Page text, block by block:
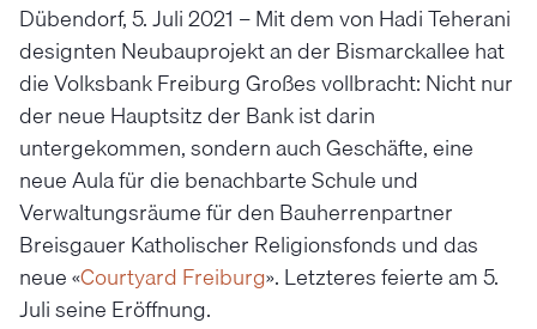
Dübendorf, 5. Juli 2021 – Mit dem von Hadi Teherani
designten Neubauprojekt an der Bismarckallee hat
die Volksbank Freiburg Großes vollbracht: Nicht nur
der neue Hauptsitz der Bank ist darin
untergekommen, sondern auch Geschäfte, eine
neue Aula für die benachbarte Schule und
Verwaltungsräume für den Bauherrenpartner
Breisgauer Katholischer Religionsfonds und das
neue «Courtyard Freiburg». Letzteres feierte am 5.
Juli seine Eröffnung.